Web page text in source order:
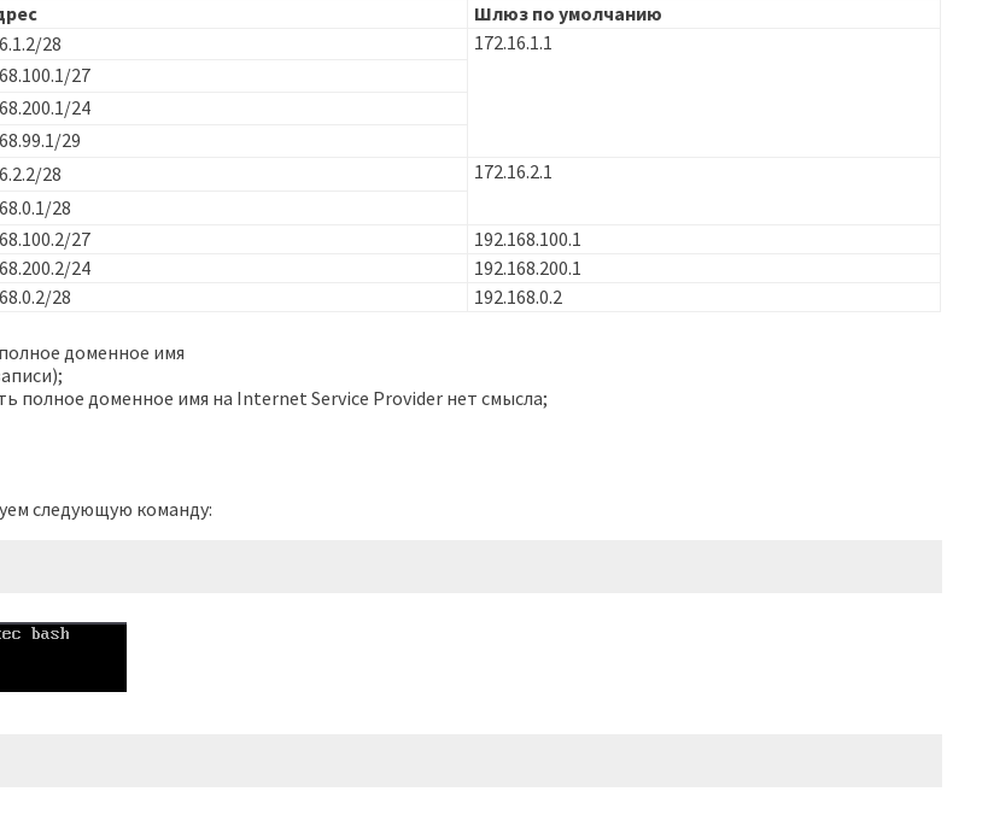
Шлюз по умолчанию
28
172.16.1.1
27
24
29
28
172.16.2.1
28
27
192.168.100.1
24
192.168.200.1
28 192.168.0.2
доменное имя
полное доменное имя на Internet Service Provider нет смысла;
следующую команду: